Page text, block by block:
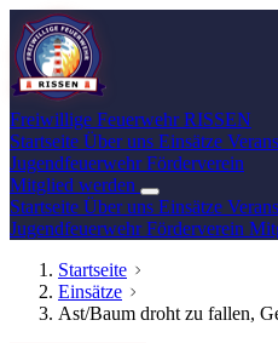
Freiwillige Feuerwehr RISSEN
Startseite Über uns Einsätze
JugendfeuerwehrFörderverein
Mitglied werden
Startseite Über uns Einsätze
JugendfeuerwehrFörderverein
Startseite
Einsätze
Ast/Baum droht zu fallen,